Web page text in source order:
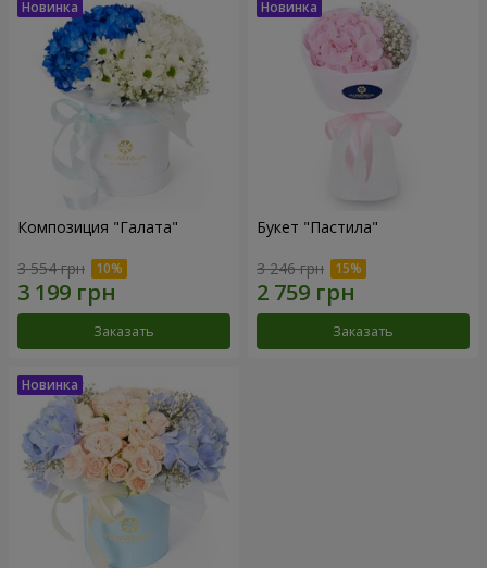
Композиция "Галата"
3 554 грн
Заказать
Букет "Пастила"
3 246 грн
Заказать